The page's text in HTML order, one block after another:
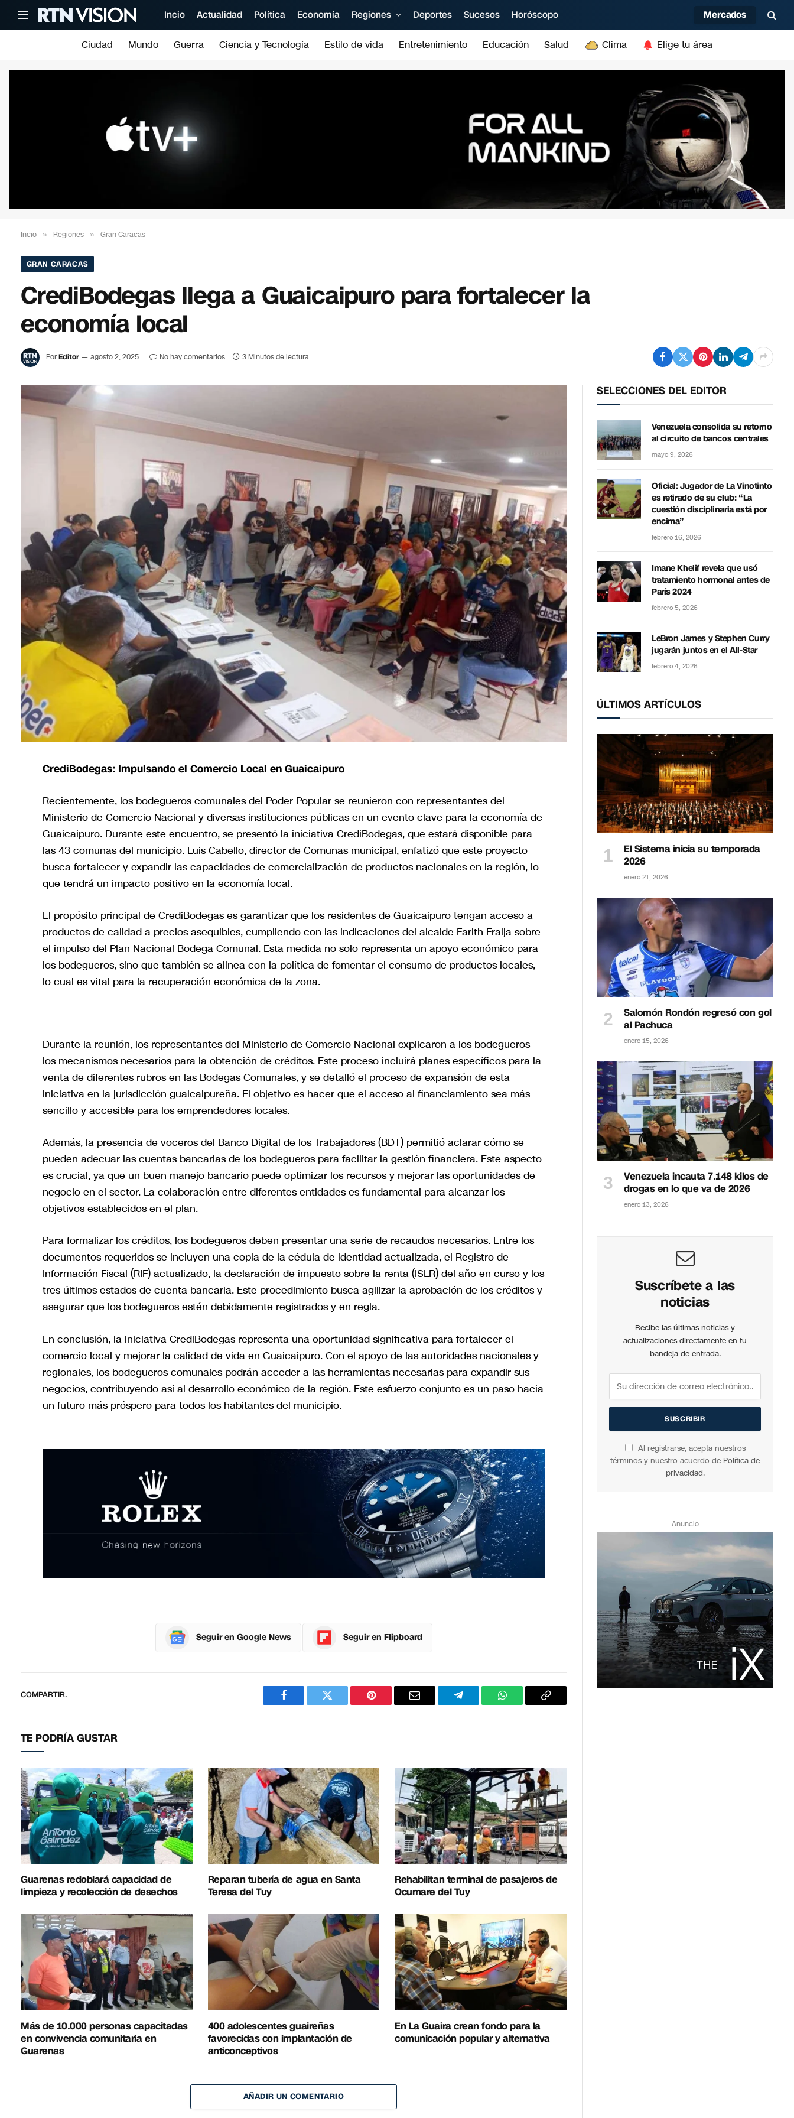
Incio Actualidad Política Economía Regiones Deportes Sucesos Horóscopo Mercados
Ciudad Mundo Guerra Ciencia y Tecnología Estilo de vida Entretenimiento Educación Salud Clima Elige tu área
Incio » Regiones » Gran Caracas
GRAN CARACAS
CrediBodegas llega a Guaicaipuro para fortalecer la
economía local
PorEditor agosto 2, 2025 No hay comentarios 3 Minutos de lectura
CrediBodegas: Impulsando el Comercio Local en Guaicaipuro
Recientemente, los bodegueros comunales del Poder Popular se reunieron con representantes del
Ministerio de Comercio Nacional y diversas instituciones públicas en un evento clave para la economía de
Guaicaipuro. Durante este encuentro, se presentó la iniciativa CrediBodegas, que estará disponible para
las 43 comunas del municipio. Luis Cabello, director de Comunas municipal, enfatizó que este proyecto
busca fortalecer y expandir las capacidades de comercialización de productos nacionales en la región, lo
que tendrá un impacto positivo en la economía local.
El propósito principal de CrediBodegas es garantizar que los residentes de Guaicaipuro tengan acceso a
productos de calidad a precios asequibles, cumpliendo con las indicaciones del alcalde Farith Fraija sobre
el impulso del Plan Nacional Bodega Comunal. Esta medida no solo representa un apoyo económico para
los bodegueros, sino que también se alinea con la política de fomentar el consumo de productos locales,
lo cual es vital para la recuperación económica de la zona.
Durante la reunión, los representantes del Ministerio de Comercio Nacional explicaron a los bodegueros
los mecanismos necesarios para la obtención de créditos. Este proceso incluirá planes específicos para la
venta de diferentes rubros en las Bodegas Comunales, y se detalló el proceso de expansión de esta
iniciativa en la jurisdicción guaicaipureña. El objetivo es hacer que el acceso al financiamiento sea más
sencillo y accesible para los emprendedores locales.
Además, la presencia de voceros del Banco Digital de los Trabajadores (BDT) permitió aclarar cómo se
pueden adecuar las cuentas bancarias de los bodegueros para facilitar la gestión financiera. Este aspecto
es crucial, ya que un buen manejo bancario puede optimizar los recursos y mejorar las oportunidades de
negocio en el sector. La colaboración entre diferentes entidades es fundamental para alcanzar los
objetivos establecidos en el plan.
Para formalizar los créditos, los bodegueros deben presentar una serie de recaudos necesarios. Entre los
documentos requeridos se incluyen una copia de la cédula de identidad actualizada, el Registro de
Información Fiscal (RIF) actualizado, la declaración de impuesto sobre la renta (ISLR) del año en curso y los
tres últimos estados de cuenta bancaria. Este procedimiento busca agilizar la aprobación de los créditos y
asegurar que los bodegueros estén debidamente registrados y en regla.
En conclusión, la iniciativa CrediBodegas representa una oportunidad significativa para fortalecer el
comercio local y mejorar la calidad de vida en Guaicaipuro. Con el apoyo de las autoridades nacionales y
regionales, los bodegueros comunales podrán acceder a las herramientas necesarias para expandir sus
negocios, contribuyendo así al desarrollo económico de la región. Este esfuerzo conjunto es un paso hacia
un futuro más próspero para todos los habitantes del municipio.
Seguir en Google News Seguir en Flipboard
COMPARTIR.
FacebookTwitter PinterestCorreo
TelegramWhatsAppCopiar
TE PODRÍA GUSTAR
Guarenas redoblará capacidad de
limpieza y recolección de desechos
Reparan tubería de agua en Santa
Teresa del Tuy
Rehabilitan terminal de pasajeros de
Ocumare del Tuy
Más de 10.000 personas capacitadas
en convivencia comunitaria en
Guarenas
400 adolescentes guaireñas
favorecidas con implantación de
anticonceptivos
En La Guaira crean fondo para la
comunicación popular y alternativa
AÑADIR UN COMENTARIO
SELECCIONES DEL EDITOR
Venezuela consolida su retorno
al circuito de bancos centrales
mayo 9, 2026
Oficial: Jugador de La Vinotinto
es retirado de su club: “La
cuestión disciplinaria está por
encima”
febrero 16, 2026
Imane Khelif revela que usó
tratamiento hormonal antes de
París 2024
febrero 5, 2026
LeBron James y Stephen Curry
jugarán juntos en el All-Star
febrero 4, 2026
ÚLTIMOS ARTÍCULOS
El Sistema inicia su temporada
2026
enero 21, 2026
Salomón Rondón regresó con gol
al Pachuca
enero 15, 2026
Venezuela incauta 7.148 kilos de
drogas en lo que va de 2026
enero 13, 2026
Suscríbete a las
noticias
Recibe las últimas noticias y
actualizaciones directamente en tu
bandeja de entrada.
Al registrarse, acepta nuestros
términos y nuestro acuerdo de Política de
privacidad.
Anuncio